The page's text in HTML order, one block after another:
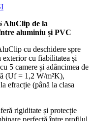
AluClip de la
aluminiu și PVC
cu deschidere spre
cu fiabilitatea și
5 camere și adâncimea de
(Uf = 1,2 W/m²K),
efracție (până la clasa
rigiditate și protecție